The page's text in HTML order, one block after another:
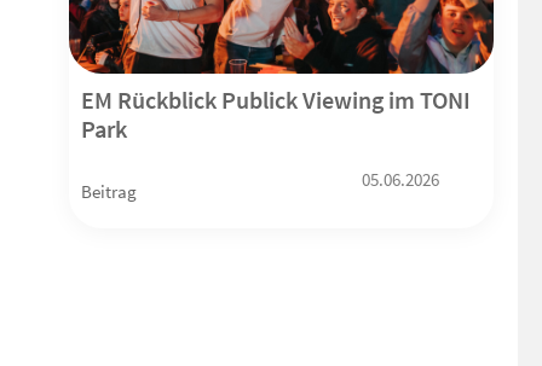
EM Rückblick Publick Viewing im TONI
Park
Beitrag
05.06.2026